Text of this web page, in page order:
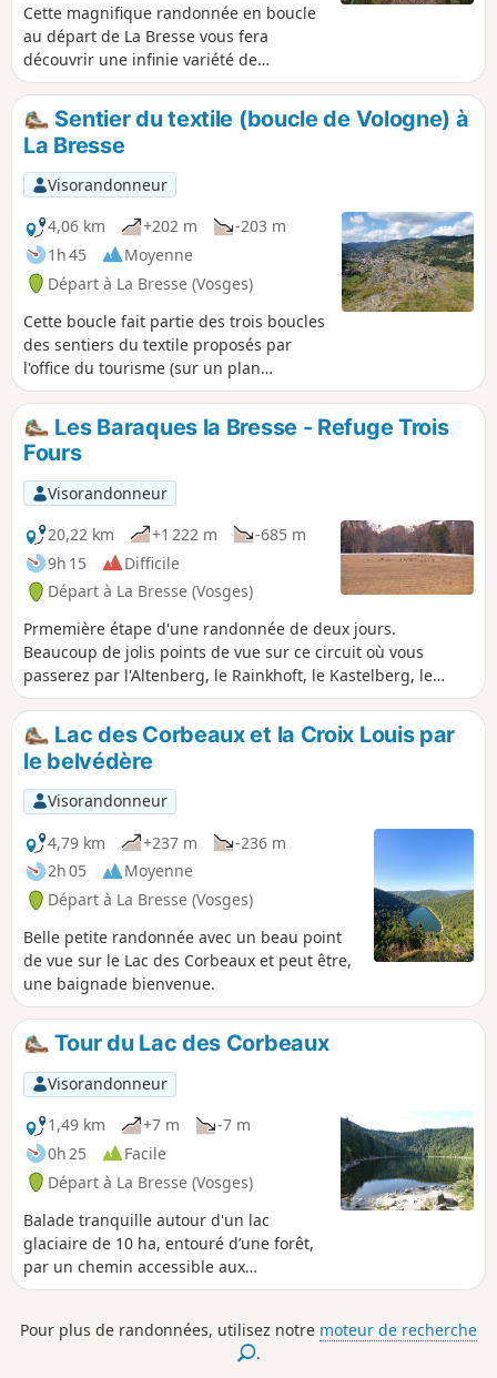
Cette magnifique randonnée en boucle
au départ de La Bresse vous fera
découvrir une infinie variété de
paysages : le Lac des Corbeaux, l'Étang
de Sèchemer, le Col de la Vierge, le
point de vue de la Roche du Lac (après
deux refuges) pour atteindre le Col du
Brabant et son domaine skiable et enfin
se rediriger vers La Bresse en passant
par un splendide parcours à travers
l'Arboretum du Planot-Paris. Classée
difficile uniquement pour sa longueur :
compter 22 km
Sentier du textile (boucle de Vologne) à
La Bresse
Visorandonneur
4,06 km
+202 m
-203 m
1h 45
Moyenne
Départ à La Bresse (Vosges)
Cette boucle fait partie des trois boucles
des sentiers du textile proposés par
l'office du tourisme (sur un plan
relativement grossier).
Les Baraques la Bresse - Refuge Trois
Fours
Visorandonneur
20,22 km
+1 222 m
-685 m
9h 15
Difficile
Départ à La Bresse (Vosges)
Prmemière étape d'une randonnée de deux jours.
Beaucoup de jolis points de vue sur ce circuit où vous
passerez par l'Altenberg, le Rainkhoft, le Kastelberg, le
Honechkt sans oublier le Lac des Corbeaux et les chamois à
l'arrivée.Lac des Corbeaux et la Croix Louis par
le belvédère
Visorandonneur
4,79 km
+237 m
-236 m
2h 05
Moyenne
Départ à La Bresse (Vosges)
Belle petite randonnée avec un beau point
de vue sur le Lac des Corbeaux et peut être,
une baignade bienvenue.
Tour du Lac des Corbeaux
Visorandonneur
1,49 km
+7 m
-7 m
0h 25
Facile
Départ à La Bresse (Vosges)
Balade tranquille autour d'un lac
glaciaire de 10 ha, entouré d’une forêt,
par un chemin accessible aux
poussettes. Le Lac des Corbeaux, avec
agréable de tranquillité et d'apaisement
qui permet de savourer l'instant
Pour plus de randonnées, utilisez notre moteur de recherche
.